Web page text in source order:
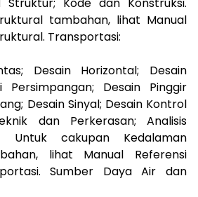
tambahan, lihat Manual
Transportasi:
Desain Horizontal; Desain
Persimpangan; Desain Pinggir
Desain Sinyal; Desain Kontrol
dan Perkerasan; Analisis
Untuk cakupan Kedalaman
lihat Manual Referensi
Sumber Daya Air dan